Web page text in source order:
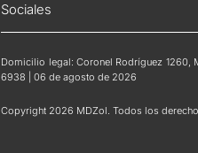
Sociales
Domicilio legal: Coronel Rodríguez 1260,
6938 | 06 de agosto de 2026
Copyright 2026 MDZol. Todos los